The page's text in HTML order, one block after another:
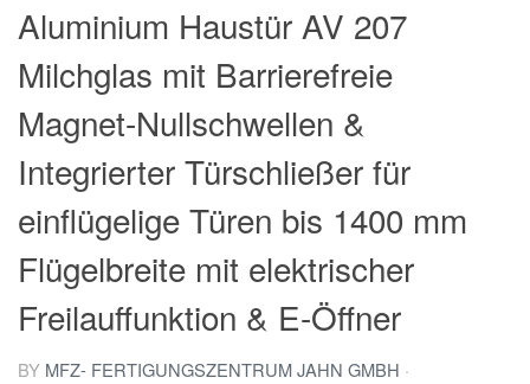
Aluminium Haustür AV 207
Milchglas mit Barrierefreie
Magnet-Nullschwellen &
Integrierter Türschließer für
einflügelige Türen bis 1400 mm
Flügelbreite mit elektrischer
Freilauffunktion & E-Öffner
BY MFZ- FERTIGUNGSZENTRUM JAHN GMBH ·